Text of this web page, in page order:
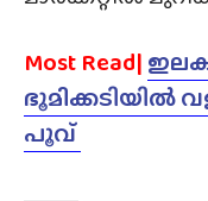
Most Read|
പൂവ്